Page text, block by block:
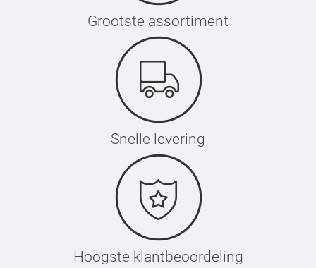
Grootste assortiment
Snelle levering
Hoogste klantbeoordeling